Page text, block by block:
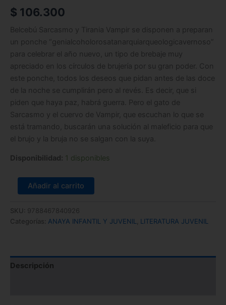
$ 106.300
Belcebú Sarcasmo y Tirania Vampir se disponen a preparan
un ponche “genialcoholorosatanarquiarqueologicavernoso”
para celebrar el año nuevo, un tipo de brebaje muy
apreciado en los círculos de brujería por su gran poder. Con
este ponche, todos los deseos que pidan antes de las doce
de la noche se cumplirán pero al revés. Es decir, que si
piden que haya paz, habrá guerra. Pero el gato de
Sarcasmo y el cuervo de Vampir, que escuchan lo que se
está tramando, buscarán una solución al maleficio para que
el brujo y la bruja no se salgan con la suya.
Disponibilidad: 1 disponibles
Añadir al carrito
SKU: 9788467840926
Categorías: ANAYA INFANTIL Y JUVENIL LITERATURA JUVENIL
Descripción